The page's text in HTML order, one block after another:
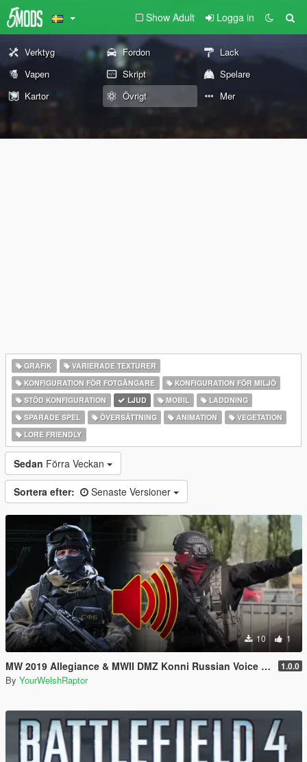
Show Adult Logga in
Verktyg Fordon
Lack
Vapen
Skript
Spelare
Kartor
Övrigt Mer
GRAFIK
VARIERADE TEXTURER
KONFIGURATION FÖR FOTGÄNGARE
KONFIGURATION FÖR MILJÖ
STÖD KONFIGURATION
LJUD MOBIL
LADDNING
SPARADE SPEL
ÖVERSÄTTNING ANIMATION
VEGETATION
LORE FRIENDLY
Sedan Förra Veckan
Sortera efter: Senaste Versioner
10 1
MW 2019 Allegiance & MWII DMZ Konni Russian Voice Groups for Peds 1.0.0
By YourWelshRaptor